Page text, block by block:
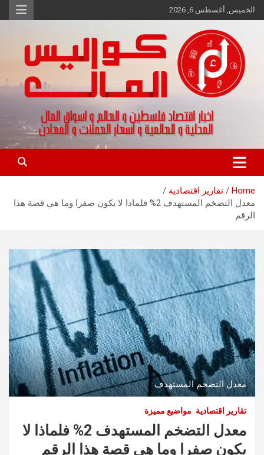
Skip
to
الخميس, أغسطس 6, 2026
كواليس المال
اخبار اقتصاد فلسطين و العالم و تقارير اسواق المال و العملات
Home
تقارير اقتصادية
معدل التضخم المستهدف 2% فلماذا لا يكون صفرا وما هي قصة هذا
الرقم
معدل التضخم المستهدف
تقارير اقتصادية مواضيع مميزة
معدل التضخم المستهدف 2% فلماذا لا
يكون صفرا وما هي قصة هذا الرقم